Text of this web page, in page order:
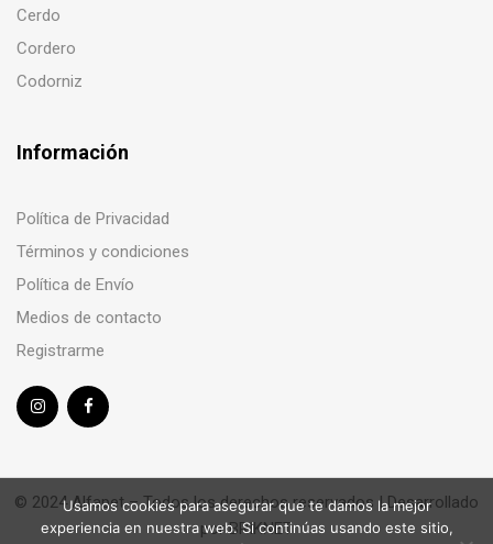
Cerdo
Cordero
Codorniz
Información
Política de Privacidad
Términos y condiciones
Política de Envío
Medios de contacto
Registrarme
© 2024 Alfapet – Todos los derechos reservados | Desarrollado
porBRIKNET
Usamos cookies para asegurar que te damos la mejor
experiencia en nuestra web. Si continúas usando este sitio,